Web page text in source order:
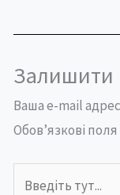
Залишити
Ваша e-mail
Обов’язкові